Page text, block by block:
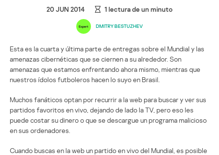
20 JUN 2014 1 lectura de un minuto
DMITRY BESTUZHEV
Esta es la cuarta y última parte de entregas sobre el Mundial y las
amenazas cibernéticas que se ciernen a su alrededor. Son
amenazas que estamos enfrentando ahora mismo, mientras que
nuestros ídolos futboleros hacen lo suyo en Brasil.
Muchos fanáticos optan por recurrir a la web para buscar y ver sus
partidos favoritos en vivo, dejando de lado la TV, pero eso les
puede costar su dinero o que se descargue un programa malicioso
en sus ordenadores.
Cuando buscas en la web un partido en vivo del Mundial, es posible